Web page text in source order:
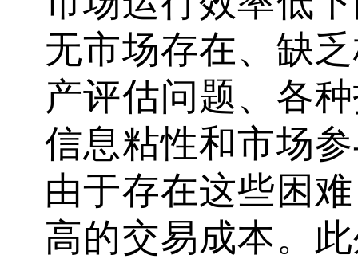
无市场存在、缺
产评估问题、各
信息粘性和市场
由于存在这些困
高的交易成本。